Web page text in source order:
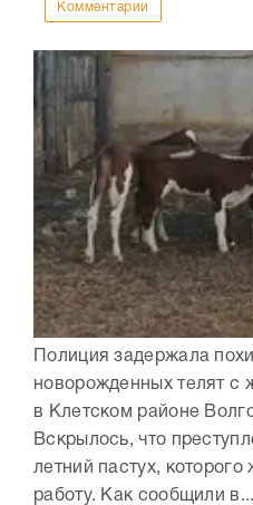
Комментарии
Полиция задержала
новорожденных телят с
в Клетском районе
Вскрылось, что
летний пастух,
работу. Как сообщили в...